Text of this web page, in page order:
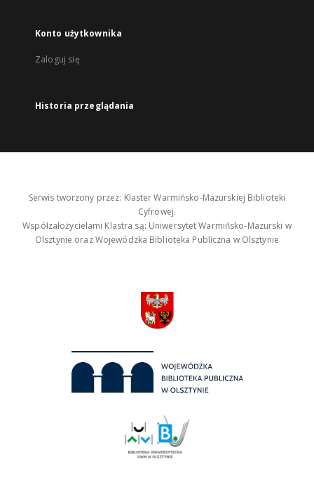
Konto użytkownika
Zaloguj się
Historia przeglądania
Serwis tworzony przez: Klaster Warmińsko-Mazurskiej Biblioteki
Cyfrowej.
Współzałożycielami Klastra są: Uniwersytet Warmińsko-Mazurski w
Olsztynie oraz Wojewódzka Biblioteka Publiczna w Olsztynie